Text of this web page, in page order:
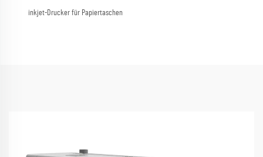
inkjet-Drucker für Papiertaschen